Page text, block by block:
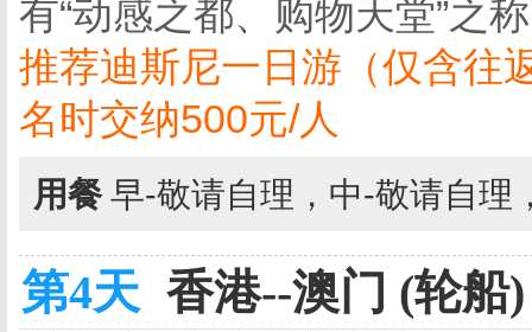
有“动感之都、购物天堂”之
推荐迪斯尼一日游（仅含往
名时交纳500元/人
用餐 早-敬请自理，中-敬请自理
第4天 香港--澳门 (轮船)